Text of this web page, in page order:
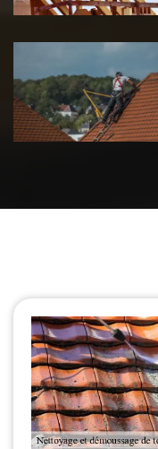
Urgence fuite
de toiture 39
Jura